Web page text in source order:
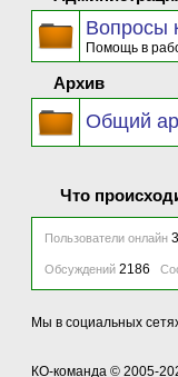
Вопросы
Помощь в
Архив
Общий
Что
Пользователи онлайн
Обсуждений 2186
Мы в социальных
КО-команда © 2005-